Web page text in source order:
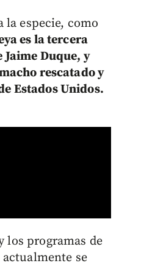
la especie, como
es la tercera
Duque, y
rescatado y
Estados Unidos.
los programas de
se